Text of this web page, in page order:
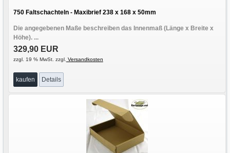
750 Faltschachteln - Maxibrief 238 x 168 x 50mm
Die angegebenen Maße beschreiben das Innenmaß (Länge x Breite x
Höhe). ...
329,90 EUR
zzgl. 19 % MwSt. zzgl. Versandkosten
kaufen Details